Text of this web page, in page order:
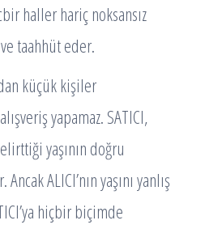
haller hariç noksansız
taahhüt eder.
küçük kişiler
yapamaz. SATICI,
yaşının doğru
ALICI’nın yaşını yanlış
hiçbir biçimde